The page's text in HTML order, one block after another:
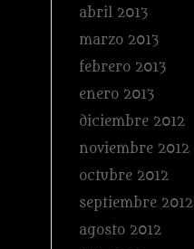
abril 2013
marzo 2013
febrero 2013
enero 2013
diciembre 2012
noviembre 2012
octubre 2012
septiembre 2012
agosto 2012